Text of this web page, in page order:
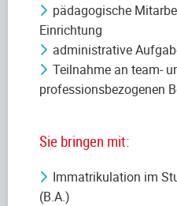
pädagogische
Einrichtung
administrative
Teilnahme an team-
professionsbezogenen
Sie bringen mit:
Immatrikulation im
(B.A.)